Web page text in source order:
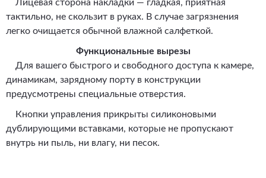
Лицевая сторона накладки — гладкая, приятная
тактильно, не скользит в руках. В случае загрязнения
легко очищается обычной влажной салфеткой.
Функциональные вырезы
Для вашего быстрого и свободного доступа к камере,
динамикам, зарядному порту в конструкции
предусмотрены специальные отверстия.
Кнопки управления прикрыты силиконовыми
дублирующими вставками, которые не пропускают
внутрь ни пыль, ни влагу, ни песок.